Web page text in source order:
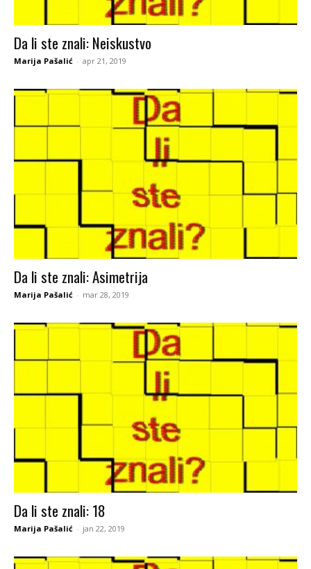
Da li ste znali: Neiskustvo
Marija Pašalić - apr 21, 2019
Da li ste znali: Asimetrija
Marija Pašalić - mar 28, 2019
Da li ste znali: 18
Marija Pašalić - jan 22, 2019